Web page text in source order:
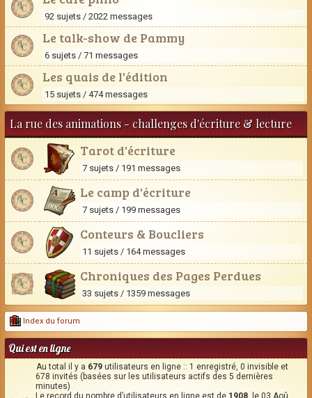
92 sujets / 2022 messages
Le talk-show de Pammy
6 sujets / 71 messages
Les quais de l'édition
15 sujets / 474 messages
La rue des animations - challenges d'écriture & lecture
Tarot d'écriture
7 sujets / 191 messages
Le camp d'écriture
7 sujets / 199 messages
Conteurs & Boucliers
11 sujets / 164 messages
Chroniques des Pages Perdues
33 sujets / 1359 messages
Index du forum
Qui est en ligne
Au total il y a 679 utilisateurs en ligne :: 1 enregistré, 0 invisible et
678 invités (basées sur les utilisateurs actifs des 5 dernières
minutes)
Le record du nombre d’utilisateurs en ligne est de 1908 , le 03 Aoû